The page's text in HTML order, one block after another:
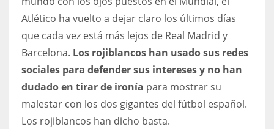
IND
34
MIN
6
DEN
Atlético ha vuelto a dejar claro los últimos días
que cada vez está más lejos de Real Madrid y
Barcelona. Los rojiblancos han usado sus redes
sociales para defender sus intereses y no han
dudado en tirar de ironía para mostrar su
malestar con los dos gigantes del fútbol español.
Los rojiblancos han dicho basta.